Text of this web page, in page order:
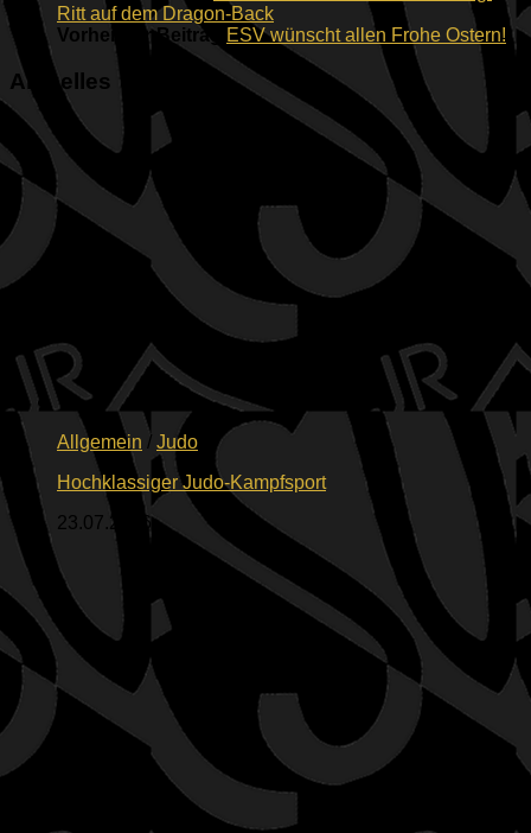
Ritt auf dem Dragon-Back
Vorheriger Beitrag
ESV wünscht allen Frohe Ostern!
Aktuelles
Allgemein / Judo
Hochklassiger Judo-Kampfsport
23.07.2026